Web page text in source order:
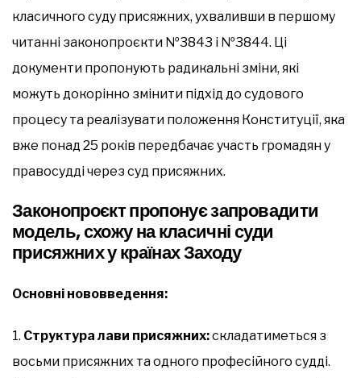
класичного суду присяжних, ухваливши в першому
читанні законопроєкти №3843 і №3844. Ці
документи пропонують радикальні зміни, які
можуть докорінно змінити підхід до судового
процесу та реалізувати положення Конституції, яка
вже понад 25 років передбачає участь громадян у
правосудді через суд присяжних.
Законопроєкт пропонує запровадити
модель, схожу на класичні суди
присяжних у країнах Заходу
Основні нововведення:
1. Структура лави присяжних:складатиметься з
восьми присяжних та одного професійного судді.